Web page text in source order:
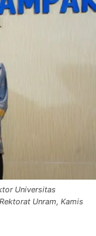
Universitas
Unram, Kamis